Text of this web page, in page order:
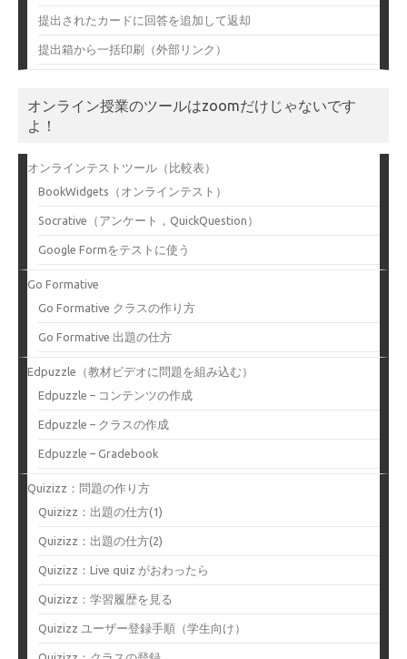
提出されたカードに回答を追加して返却
提出箱から一括印刷（外部リンク）
オンライン授業のツールはzoomだけじゃないです
よ！
オンラインテストツール（比較表）
BookWidgets（オンラインテスト）
Socrative（アンケート，QuickQuestion）
Google Formをテストに使う
Go Formative
Go Formative クラスの作り方
Go Formative 出題の仕方
Edpuzzle（教材ビデオに問題を組み込む）
Edpuzzle – コンテンツの作成
Edpuzzle – クラスの作成
Edpuzzle – Gradebook
Quizizz：問題の作り方
Quizizz：出題の仕方(1)
Quizizz：出題の仕方(2)
Quizizz：Live quiz がおわったら
Quizizz：学習履歴を見る
Quizizz ユーザー登録手順（学生向け）